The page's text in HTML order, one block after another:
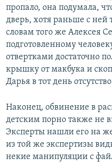
пропало, она подумала,
дверь, хотя раньше с ней
словам того же Алексея
подготовленному
отвертками достаточно
крышку от макбука и
Дарья в тот день
Наконец, обвинение в
детским порно также не
Эксперты нашли его на
из той же экспертизы
некие манипуляции с